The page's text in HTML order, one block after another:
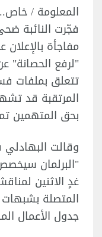
المعلومة / خاص..
فجّرت النائبة
مفاجأة
"لرفع الحصانة"
تتعلق بملفات
المرتقبة قد
بحق المتهمين
وقالت البهادلي
"البرلمان
غدٍ الاثنين
المتصلة بشبهات
جدول الأعمال